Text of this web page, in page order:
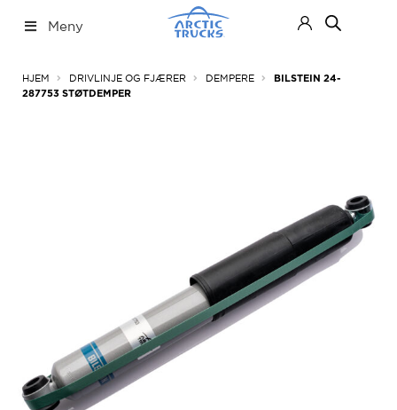
til
til
Meny
HJEM DRIVLINJE OG FJÆRER DEMPERE
BILSTEIN 24-
287753 STØTDEMPER